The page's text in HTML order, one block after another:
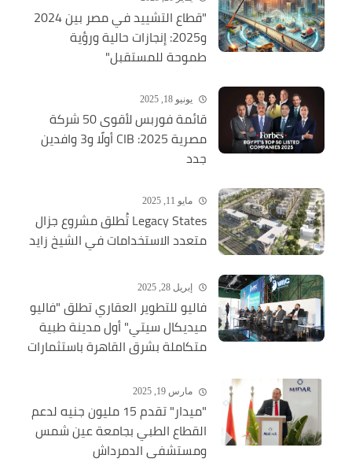
"قطاع التشييد في مصر بين 2024
و2025: إنجازات حالية ورؤية
طموحة للمستقبل"
يونيو 18, 2025
قائمة فوربس لأقوى 50 شركة
مصرية 2025: CIB أولًا و3 وافدين
جدد
مايو 11, 2025
Legacy States تُطلق مشروع جزال
متعدد الاستخدامات في الشيخ زايد
إبريل 28, 2025
فاليو للتطوير العقاري تطلق "فاليو
ميديكال سيتي" أول مدينة طبية
متكاملة بشرق القاهرة باستثمارات
مارس 19, 2025
"ميدار" تقدم 15 مليون جنيه لدعم
القطاع الطبي بجامعة عين شمس
ومستشفى الدمرداش